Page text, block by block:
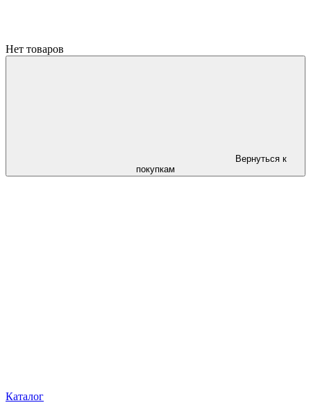
Нет товаров
Вернуться к
покупкам
Каталог